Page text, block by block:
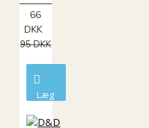
66
DKK
95 DKK
Læg
kurv